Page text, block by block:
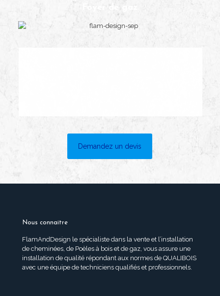
Foyer de gaz
Demandez un devis
Nous connaitre
FlamAndDesign le spécialiste dans la vente et l’installation
de cheminées, de Poèles à bois et de gaz, vous assure une
installation de qualité répondant aux normes de QUALIBOIS
avec une équipe de techniciens qualifiés et professionnels.